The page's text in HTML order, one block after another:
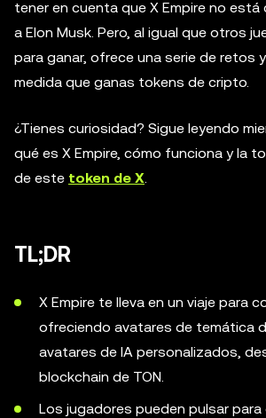
tener en cuenta que X Empire no está
a Elon Musk. Pero, al igual que otros
para ganar, ofrece una serie de retos
medida que ganas tokens de cripto.
¿Tienes curiosidad? Sigue leyendo
qué es X Empire, cómo funciona y la
de este token de X.
TL;DR
X Empire te lleva en un viaje para
ofreciendo avatares de temática
avatares de IA personalizados,
blockchain de TON.
Los jugadores pueden pulsar para